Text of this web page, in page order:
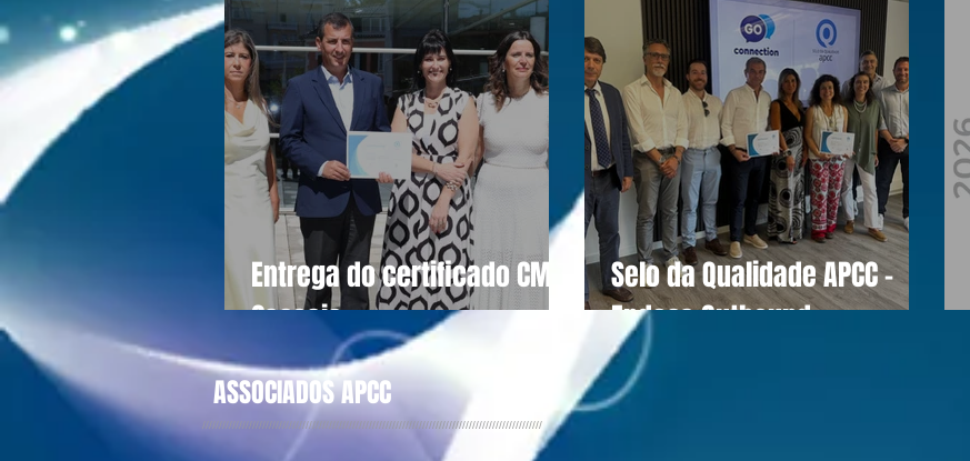
Entrega do certificado CM
Cascais
Selo da Qualidade APCC -
Endesa Outbound
ASSOCIADOS APCC
//////////////////////////////////////////////////////////////////////////////////////////////////////